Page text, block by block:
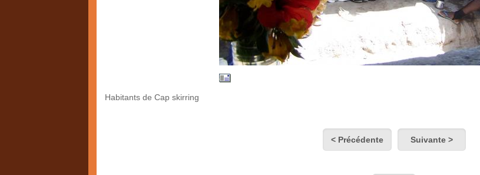
Habitants de Cap skirring
< Précédente Suivante >